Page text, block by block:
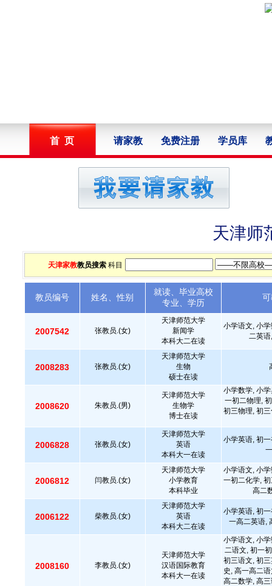
首 页 请家教 免费注册 学员库
天津师
天津家教教员搜索 科目
教员编号 姓名、性别
就读、毕业高校
专业、学历
2007542 张教员.(女)
天津师范大学
新闻学
本科大二在读
小学语文, 小
二英
2008283 张教员.(女)
天津师范大学
生物
硕士在读
2008620 朱教员.(男)
天津师范大学
生物学
博士在读
小学数学, 小
一初二物理,
初三物理, 初
2006828 张教员.(女)
天津师范大学
英语
本科大一在读
小学英语, 初
2006812 闫教员.(女)
天津师范大学
小学教育
本科毕业
小学语文, 小
一初二化学,
高二
2006122 柴教员.(女)
天津师范大学
英语
本科大二在读
小学英语, 初
一高二英语,
2008160 李教员.(女)
天津师范大学
汉语国际教育
本科大一在读
小学语文, 小
二语文, 初一
初三语文, 初
史, 高一高二
高二数学, 高